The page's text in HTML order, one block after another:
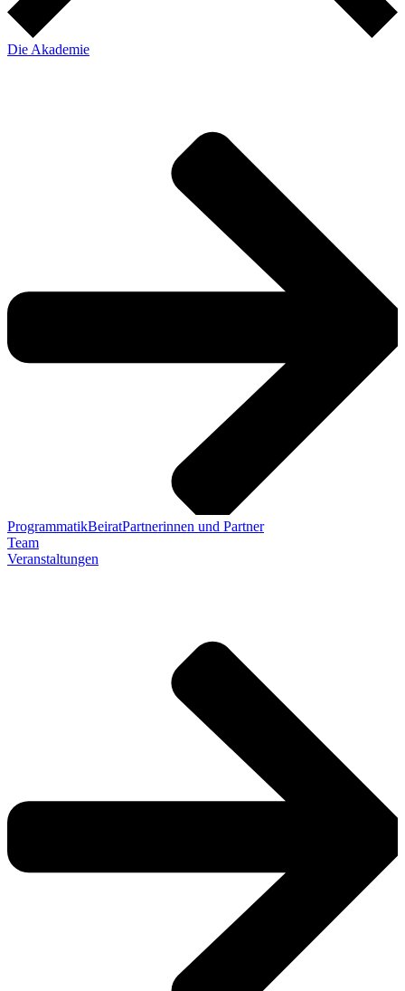
Die Akademie
ProgrammatikBeiratPartnerinnen und Partner
Team
Veranstaltungen